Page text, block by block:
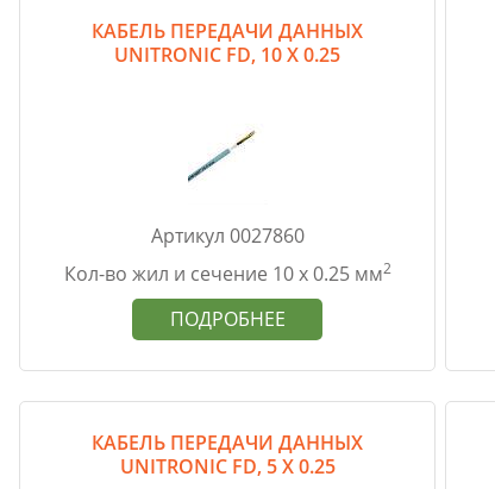
КАБЕЛЬ ПЕРЕДАЧИ ДАННЫХ
UNITRONIC FD, 10 Х 0.25
Артикул 0027860
Кол-во жил и сечение 10 х 0.25 мм2
ПОДРОБНЕЕ
КАБЕЛЬ ПЕРЕДАЧИ ДАННЫХ
UNITRONIC FD, 5 Х 0.25